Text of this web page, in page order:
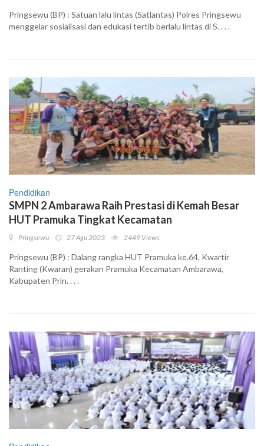
Pringsewu (BP) : Satuan lalu lintas (Satlantas) Polres Pringsewu
menggelar sosialisasi dan edukasi tertib berlalu lintas di S. . . .
Pendidikan
SMPN 2 Ambarawa Raih Prestasi di Kemah Besar
HUT Pramuka Tingkat Kecamatan
Pringsewu 27 Agu 2023 2449 Views
Pringsewu (BP) : Dalang rangka HUT Pramuka ke.64, Kwartir
Ranting (Kwaran) gerakan Pramuka Kecamatan Ambarawa,
Kabupaten Prin. . . .